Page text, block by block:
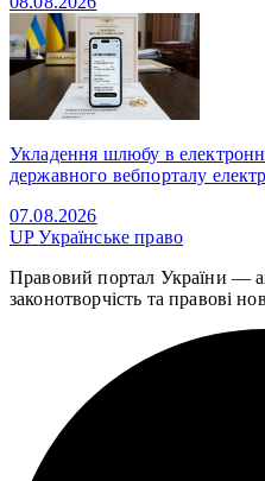
Укладення шлюбу в
державного вебпорталу
07.08.2026
UPУкраїнське право
Правовий портал України —
законотворчість та правові